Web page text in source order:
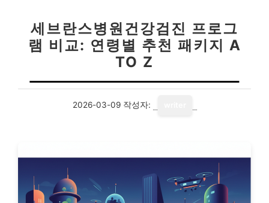
세브란스병원건강검진 프로그
램 비교: 연령별 추천 패키지 A
TO Z
2026-03-09 작성자: